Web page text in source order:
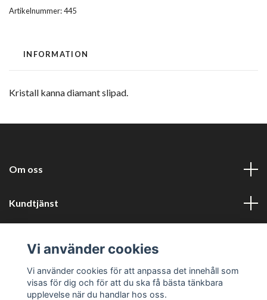
Artikelnummer:445
INFORMATION
Kristall kanna diamant slipad.
Om oss
Kundtjänst
Sociala medier
Vi använder cookies
Vi använder cookies för att anpassa det innehåll som
visas för dig och för att du ska få bästa tänkbara
upplevelse när du handlar hos oss.